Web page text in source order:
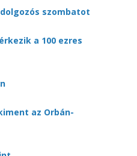
szombatot
a 100 ezres
az Orbán-